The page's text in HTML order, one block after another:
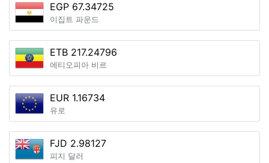
EGP 67.34725
이집트 파운드
ETB 217.24796
에티오피아 비르
EUR 1.16734
유로
FJD 2.98127
피지 달러